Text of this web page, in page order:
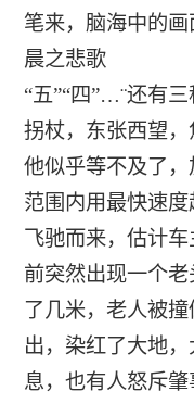
笔来，脑海中的画
晨之悲歌
“五”“四”…¨还有
拐杖，东张西望，
他似乎等不及了
范围内用最快速
飞驰而来，估计
前突然出现一个
了几米，老人被
出，染红了大地
息，也有人怒斥